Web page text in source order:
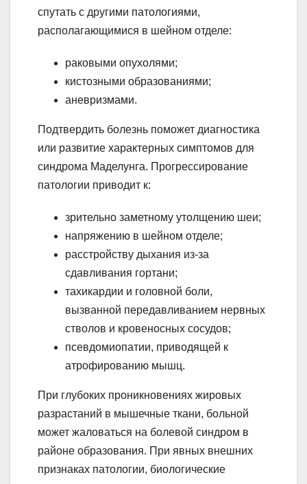
спутать с другими патологиями,
располагающимися в шейном отделе:
раковыми опухолями;
кистозными образованиями;
аневризмами.
Подтвердить болезнь поможет диагностика
или развитие характерных симптомов для
синдрома Маделунга. Прогрессирование
патологии приводит к:
зрительно заметному утолщению шеи;
напряжению в шейном отделе;
расстройству дыхания из-за
сдавливания гортани;
тахикардии и головной боли,
вызванной передавливанием нервных
стволов и кровеносных сосудов;
псевдомиопатии, приводящей к
атрофированию мышц.
При глубоких проникновениях жировых
разрастаний в мышечные ткани, больной
может жаловаться на болевой синдром в
районе образования. При явных внешних
признаках патологии, биологические